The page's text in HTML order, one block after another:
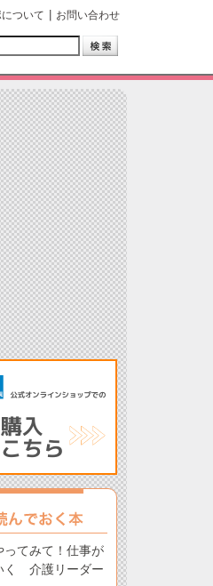
ついて お問い合わせ
ってみて！仕事が
く 介護リーダー